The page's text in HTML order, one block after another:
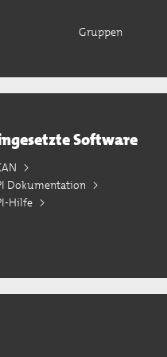
Gruppen
Software
Dokumentation
Hilfe